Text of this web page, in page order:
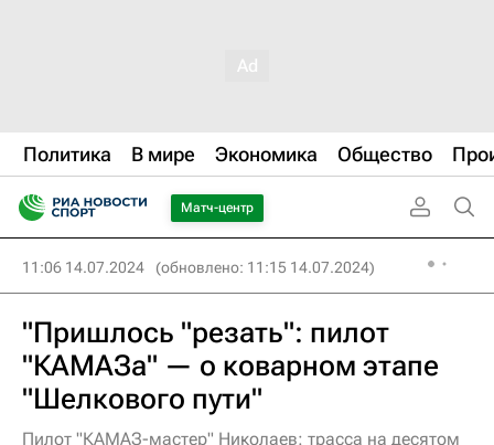
Политика В мире Экономика Общество
Матч-центр
11:06 14.07.2024 (обновлено: 11:15 14.07.2024)
"Пришлось "резать": пилот
"КАМАЗа" — о коварном этапе
"Шелкового пути"
Пилот "КАМАЗ-мастер" Николаев: трасса на десятом